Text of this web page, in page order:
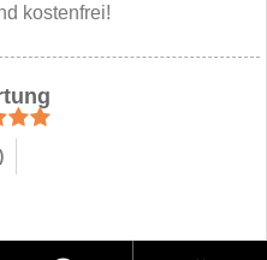
kostenfrei!
)